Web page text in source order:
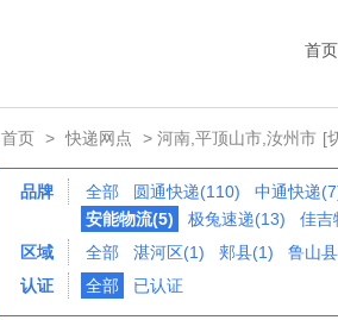
首页
首页 > 快递网点 > 河南,平顶山市,汝州市 [
品牌 全部 圆通快递(110) 中通快递
安能物流(5)
极兔速递(13) 佳吉
区域
全部 湛河区(1) 郏县(1) 鲁山
认证
全部 已认证